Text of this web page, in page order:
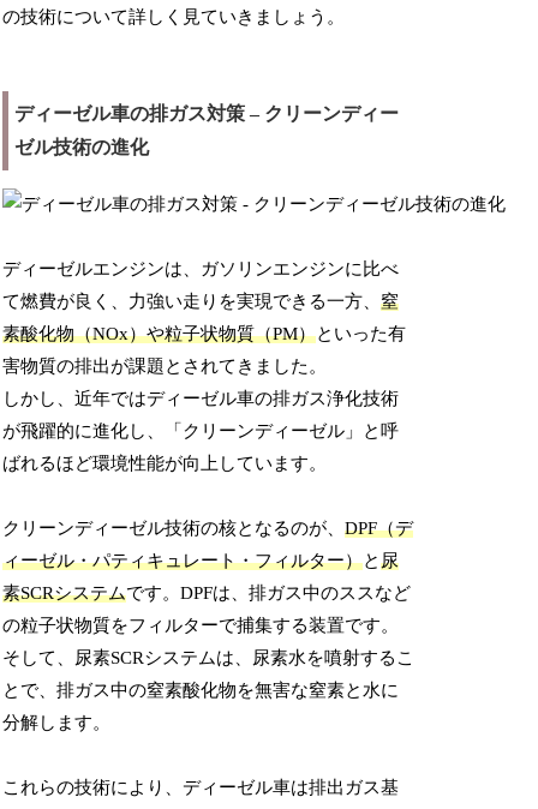
の技術について詳しく見ていきましょう。
ディーゼル車の排ガス対策 – クリーンディー
ゼル技術の進化
ディーゼルエンジンは、ガソリンエンジンに比べ
て燃費が良く、力強い走りを実現できる一方、窒
素酸化物（NOx）や粒子状物質（PM）といった有
害物質の排出が課題とされてきました。
しかし、近年ではディーゼル車の排ガス浄化技術
が飛躍的に進化し、「クリーンディーゼル」と呼
ばれるほど環境性能が向上しています。
クリーンディーゼル技術の核となるのが、DPF（デ
ィーゼル・パティキュレート・フィルター）と尿
素SCRシステムです。DPFは、排ガス中のススなど
の粒子状物質をフィルターで捕集する装置です。
そして、尿素SCRシステムは、尿素水を噴射するこ
とで、排ガス中の窒素酸化物を無害な窒素と水に
分解します。
これらの技術により、ディーゼル車は排出ガス基